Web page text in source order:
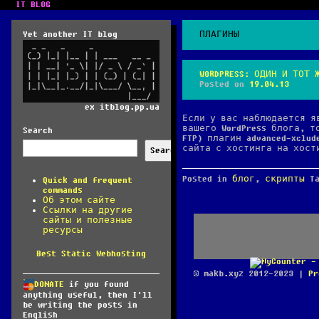
IT BLOG
Yet another IT blog
ex itblog.pp.ua
Search
Search
Quick and frequent
commands
Об этом сайте
Ссылки на другие
сайты и полезные
ресурсы
Best Static Webhosting
DONATE if you found
anything useful, then I'll
be writing the posts in
English
ПЛАГИНЫ
WORDPRESS: ОДИН И
Posted on 19.04.13
Если у вас наблюдается
вашего WordPress блога,
FTP) плагин advanced-
сайта с хостинга на
Posted in блог , скрипты
© makb.xyz 2012-2023 |